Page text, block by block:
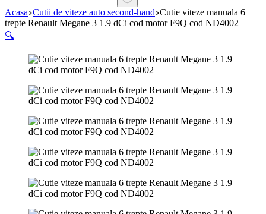
Niciun
rezultat
Acasa Cutii de viteze auto second-hand Cutie viteze manuala 6
trepte Renault Megane 3 1.9 dCi cod motor F9Q cod ND4002
🔍